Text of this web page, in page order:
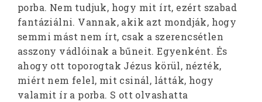
porba. Nem tudjuk, hogy mit írt, ezért szabad
fantáziálni. Vannak, akik azt mondják, hogy
semmi mást nem írt, csak a szerencsétlen
asszony vádlóinak a bűneit. Egyenként. És
ahogy ott toporogtak Jézus körül, nézték,
miért nem felel, mit csinál, látták, hogy
valamit ír a porba. S ott olvashatta